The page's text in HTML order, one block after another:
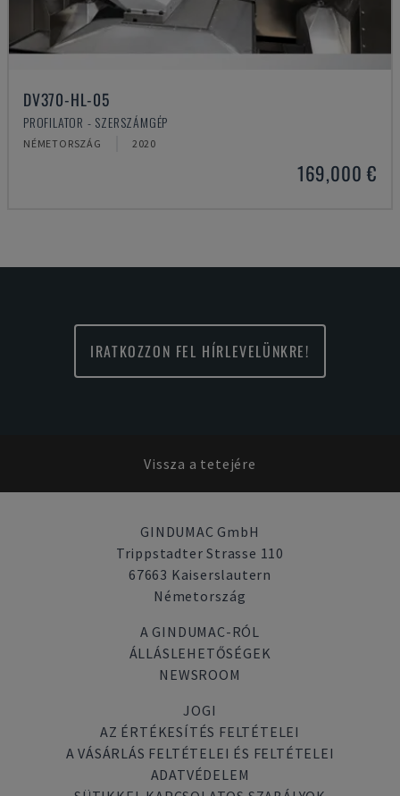
DV370-HL-05
PROFILATOR - SZERSZÁMGÉP
NÉMETORSZÁG 2020
169,000 €
IRATKOZZON FEL HÍRLEVELÜNKRE!
Vissza a tetejére
GINDUMAC GmbH
Trippstadter Strasse 110
67663 Kaiserslautern
Németország
A GINDUMAC-RÓL
ÁLLÁSLEHETŐSÉGEK
NEWSROOM
JOGI
AZ ÉRTÉKESÍTÉS FELTÉTELEI
A VÁSÁRLÁS FELTÉTELEI ÉS FELTÉTELEI
ADATVÉDELEM